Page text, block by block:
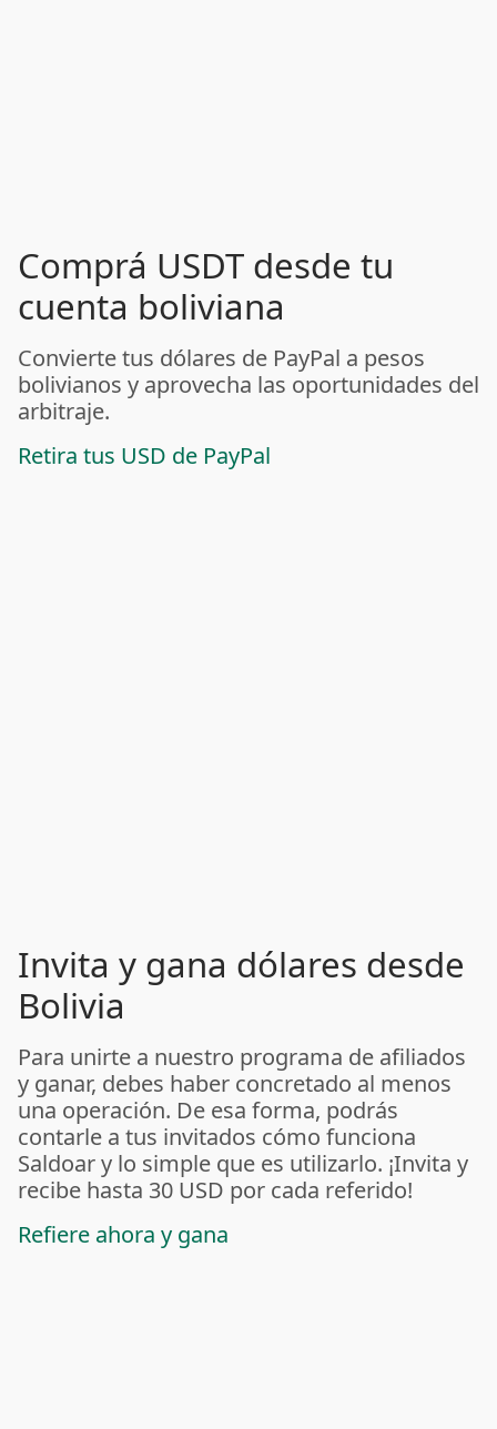
Comprá USDT desde tu
cuenta boliviana
Convierte tus dólares de PayPal a pesos
bolivianos y aprovecha las oportunidades del
arbitraje.
Retira tus USD de PayPal
Invita y gana dólares desde
Bolivia
Para unirte a nuestro programa de afiliados
y ganar, debes haber concretado al menos
una operación. De esa forma, podrás
contarle a tus invitados cómo funciona
Saldoar y lo simple que es utilizarlo. ¡Invita y
recibe hasta 30 USD por cada referido!
Refiere ahora y gana